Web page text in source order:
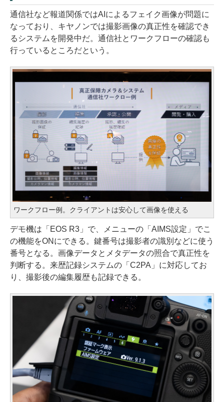
通信社など報道関係ではAIによるフェイク画像が問題に
なっており、キヤノンでは撮影画像の真正性を確認でき
るシステムを開発中だ。通信社とワークフローの確認も
行っているところだという。
ワークフロー例。クライアントは安心して画像を使える
デモ機は「EOS R3」で、メニューの「AIMS設定」でこ
の機能をONにできる。鍵番号は撮影者の識別などに使う
番号となる。画像データとメタデータの照合で真正性を
判断する。来歴記録システムの「C2PA」に対応してお
り、撮影後の編集履歴も記録できる。